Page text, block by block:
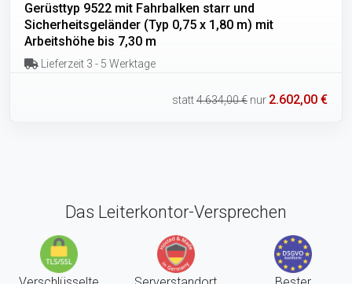
Gerüsttyp 9522 mit Fahrbalken starr und
Sicherheitsgeländer (Typ 0,75 x 1,80 m) mit
Arbeitshöhe bis 7,30 m
Lieferzeit 3 - 5 Werktage
statt4.634,00 € nur 2.602,00 €
Das Leiterkontor-Versprechen